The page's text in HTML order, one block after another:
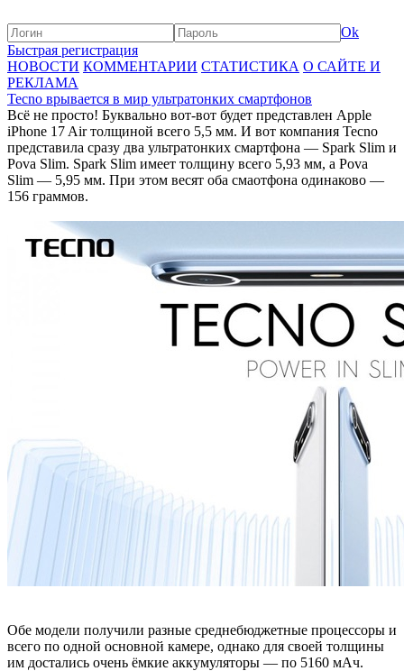
Ok
Быстрая регистрация
НОВОСТИ КОММЕНТАРИИ СТАТИСТИКА О САЙТЕ И
РЕКЛАМА
Tecno врывается в мир ультратонких смартфонов
Всё не просто! Буквально вот-вот будет представлен Apple
iPhone 17 Air толщиной всего 5,5 мм. И вот компания Tecno
представила сразу два ультратонких смартфона — Spark Slim и
Pova Slim. Spark Slim имеет толщину всего 5,93 мм, а Pova
Slim — 5,95 мм. При этом весят оба смаотфона одинаково —
156 граммов.
Обе модели получили разные среднебюджетные процессоры и
всего по одной основной камере, однако для своей толщины
им достались очень ёмкие аккумуляторы — по 5160 мАч.